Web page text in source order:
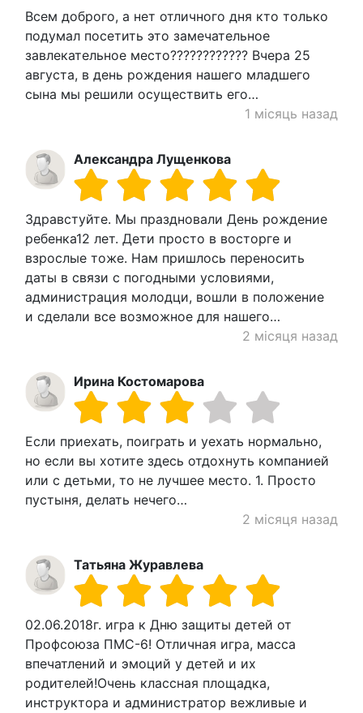
Всем доброго, а нет отличного дня кто только
подумал посетить это замечательное
завлекательное место???????????? Вчера 25
августа, в день рождения нашего младшего
сына мы решили осуществить его…
1 місяць назад
Александра Лущенкова
Здравстуйте. Мы праздновали День рождение
ребенка12 лет. Дети просто в восторге и
взрослые тоже. Нам пришлось переносить
даты в связи с погодными условиями,
администрация молодци, вошли в положение
и сделали все возможное для нашего…
2 місяця назад
Ирина Костомарова
Если приехать, поиграть и уехать нормально,
но если вы хотите здесь отдохнуть компанией
или с детьми, то не лучшее место. 1. Просто
пустыня, делать нечего…
2 місяця назад
Татьяна Журавлева
02.06.2018г. игра к Дню защиты детей от
Профсоюза ПМС-6! Отличная игра, масса
впечатлений и эмоций у детей и их
родителей!Очень классная площадка,
инструктора и администратор вежливые и